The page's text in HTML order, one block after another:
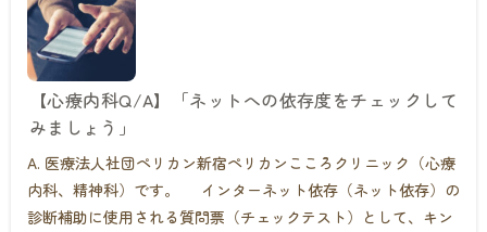
【心療内科Q/A】「ネットへの依存度をチェックして
みましょう」
A. 医療法人社団ペリカン新宿ペリカンこころクリニック（心療
内科、精神科）です。 インターネット依存（ネット依存）の
診断補助に使用される質問票（チェックテスト）として、キン